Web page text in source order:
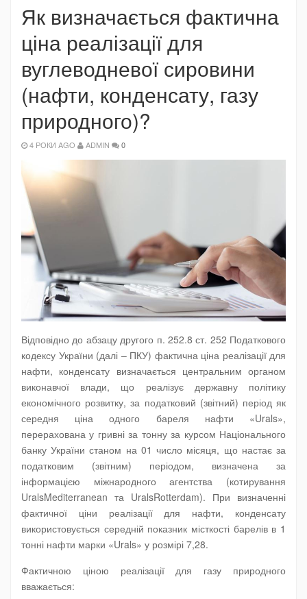
Як визначається фактична
ціна реалізації для
вуглеводневої сировини
(нафти, конденсату, газу
природного)?
4 РОКИ AGO ADMIN 0
Відповідно до абзацу другого п. 252.8 ст. 252 Податкового
кодексу України (далі – ПКУ) фактична ціна реалізації для
нафти, конденсату визначається центральним органом
виконавчої влади, що реалізує державну політику
економічного розвитку, за податковий (звітний) період як
середня ціна одного бареля нафти «Urals»,
перерахована у гривні за тонну за курсом Національного
банку України станом на 01 число місяця, що настає за
податковим (звітним) періодом, визначена за
інформацією міжнародного агентства (котирування
UralsMediterranean та UralsRotterdam). При визначенні
фактичної ціни реалізації для нафти, конденсату
використовується середній показник місткості барелів в 1
тонні нафти марки «Urals» у розмірі 7,28.
Фактичною ціною реалізації для газу природного
вважається: